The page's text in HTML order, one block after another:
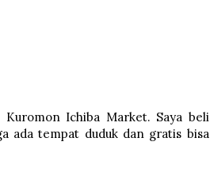
Ichiba Market. Saya beli
ada tempat duduk dan gratis bisa